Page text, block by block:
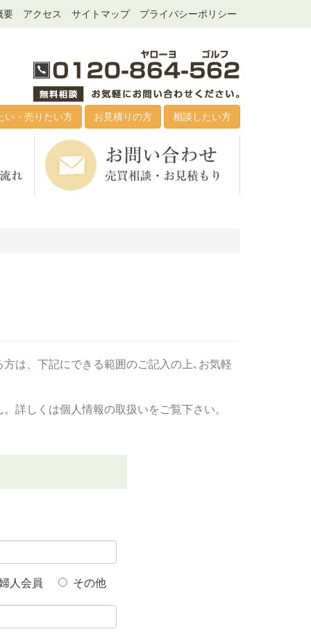
要 アクセス サイトマップ プライバシーポリシー
い・売りたい方 お見積りの方 相談したい方
は、下記にできる範囲のご記入の上､お気軽
詳しくは個人情報の取扱いをご覧下さい。
人会員 その他